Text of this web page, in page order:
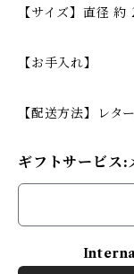
【サイズ】直径
【お手入れ】
【配送方法】レ
ギフトサービス: